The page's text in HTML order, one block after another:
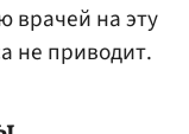
врачей на эту
не приводит.